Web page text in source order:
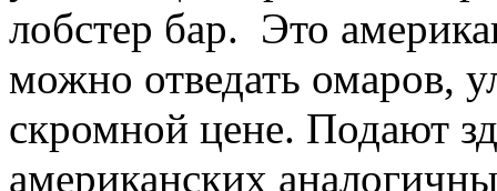
лобстер бар. Это
можно отведать омаров,
скромной цене. Подают
американских